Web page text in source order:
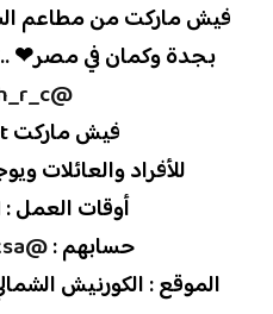
فيش ماركت من مطاعم
بجدة وكمان في مصر❤
@jeddah_r_c
فيش ماركت fish market
للأفراد والعائلات
أوقات العمل : ١ ظهراً – ٢ ليلاً
حسابهم :@fishmarketksa
الموقع : الكورنيش